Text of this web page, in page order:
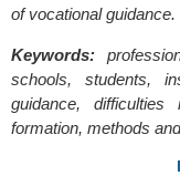
of vocational guidance.
Keywords:
schools, students,
guidance,
formation, methods